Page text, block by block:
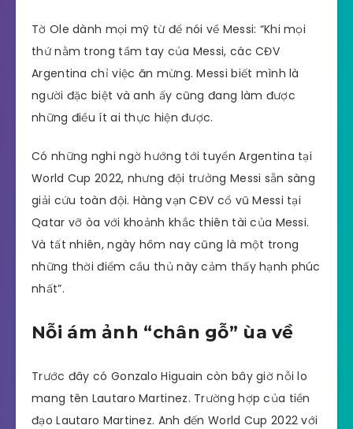
Tờ Ole dành mọi mỹ từ để nói về Messi: “Khi mọi
thứ nằm trong tầm tay của Messi, các CĐV
Argentina chỉ việc ăn mừng. Messi biết mình là
người đặc biệt và anh ấy cũng đang làm được
những điều ít ai thực hiện được.
Có những nghi ngờ hướng tới tuyển Argentina tại
World Cup 2022, nhưng đội trưởng Messi sẵn sàng
giải cứu toàn đội. Hàng vạn CĐV cổ vũ Messi tại
Qatar vỡ òa với khoảnh khắc thiên tài của Messi.
Và tất nhiên, ngày hôm nay cũng là một trong
những thời điểm cầu thủ này cảm thấy hạnh phúc
nhất”.
Nỗi ám ảnh “chân gỗ” ùa về
Trước đây có Gonzalo Higuain còn bây giờ nỗi lo
mang tên Lautaro Martinez. Trường hợp của tiền
đạo Lautaro Martinez. Anh đến World Cup 2022 với